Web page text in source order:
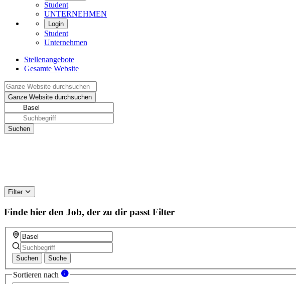
Student
UNTERNEHMEN
Login
Student
Unternehmen
Stellenangebote
Gesamte Website
Filter
Finde hier den Job, der zu dir passt Filter
Suchen Suche
Sortieren nach